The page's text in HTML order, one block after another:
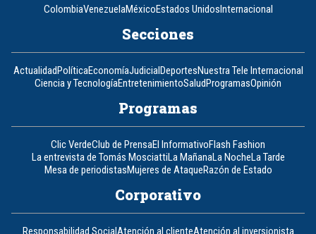
ColombiaVenezuelaMéxicoEstados UnidosInternacional
Secciones
ActualidadPolíticaEconomíaJudicialDeportesNuestra Tele Internacional
Ciencia y TecnologíaEntretenimientoSaludProgramasOpinión
Programas
Clic VerdeClub de PrensaEl InformativoFlash Fashion
La entrevista de Tomás MosciattiLa MañanaLa NocheLa Tarde
Mesa de periodistasMujeres de AtaqueRazón de Estado
Corporativo
Responsabilidad SocialAtención al clienteAtención al inversionista